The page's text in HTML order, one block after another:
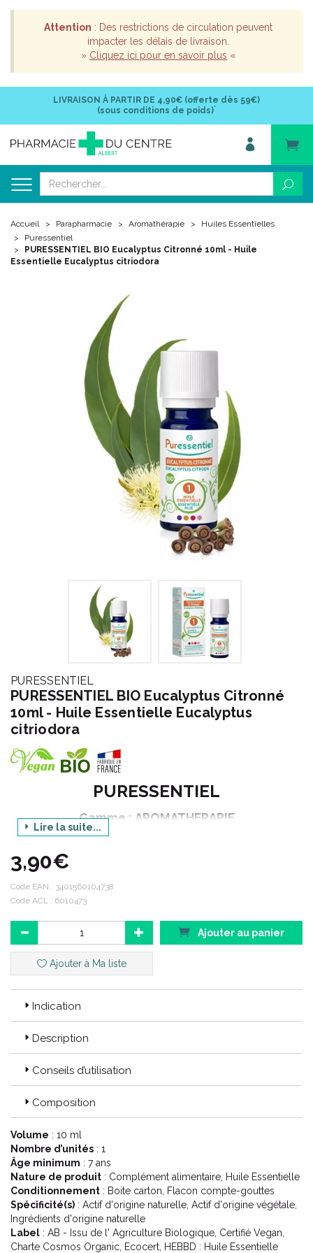
Attention : Des restrictions de circulation peuvent
impacter les délais de livraison.
» Cliquez ici pour en savoir plus «
LIVRAISON À PARTIR DE 4,90€ (offerte dès 59€)
(sous conditions de poids)*
Accueil Parapharmacie Aromathérapie
Huiles Essentielles
Puressentiel
PURESSENTIEL BIO Eucalyptus Citronné 10ml - Huile
Essentielle Eucalyptus citriodora
PURESSENTIEL
PURESSENTIEL BIO Eucalyptus Citronné
10ml - Huile Essentielle Eucalyptus
citriodora
PURESSENTIEL
Gamme : AROMATHERAPIE
Déclinaison : BIO
Produit : HUILE ESSENTIELLE EUCALYPTUS
Cette huile essentielle est HEBBD (Huile Essentielle
Botaniquement et Biochimiquement Définie).
100% pure et naturelle.
Code ACL : 6010473
Code EAN : 3401560104738
Lire la suite...
3,90€
Code EAN : 3401560104738
Code ACL : 6010473
Ajouter au panier
Ajouter à Ma liste
Indication
Description
Conseils d’utilisation
Composition
Volume : 10 ml
Nombre d’unités : 1
Âge minimum : 7 ans
Nature de produit : Complément alimentaire, Huile Essentielle
Conditionnement : Boite carton, Flacon compte-gouttes
Spécificité(s) : Actif d'origine naturelle, Actif d'origine végétale,
Ingrédients d'origine naturelle
Label : AB - Issu de l' Agriculture Biologique, Certifié Vegan,
Charte Cosmos Organic, Ecocert, HEBBD : Huile Essentielle